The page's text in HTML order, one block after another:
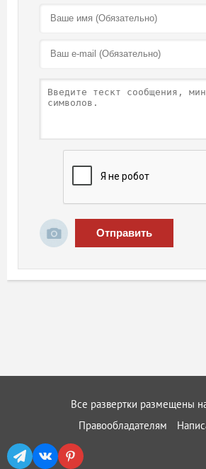
Отправить
Все развертки размещены
Правообладателям